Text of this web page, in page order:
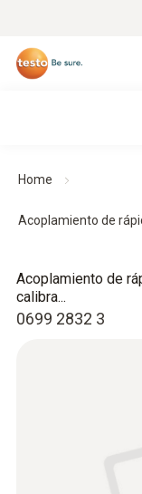
Home
Acoplamiento de
0699 2832 3
Acoplamiento de
calibra...